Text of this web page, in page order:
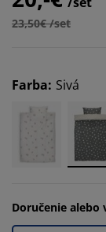
23,50€ /set
Farba: Sivá
Doručenie alebo